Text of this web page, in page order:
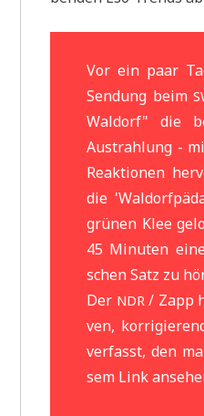
Vor ein paar
Sen­dung beim
Wal­dorf" die
Aus­trah­lung -
Reak­tio­nen
die
grü­nen Klee
45 Minu­ten
schen Satz zu
Der NDR/ Zapp
ven,
ver­fasst, den
sem Link